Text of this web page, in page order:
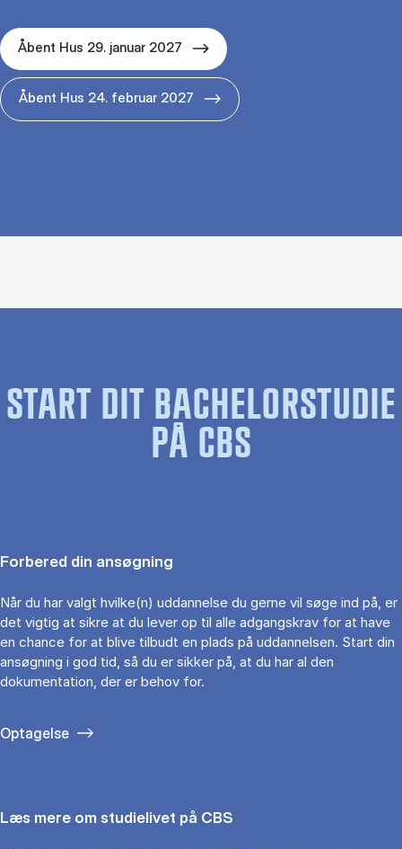
Åbent Hus 29. januar 2027
Åbent Hus 24. februar 2027
START DIT BACHELORSTUDIE
PÅ CBS
Forbered din ansøgning
Når du har valgt hvilke(n) uddannelse du gerne vil søge ind på, er
det vigtig at sikre at du lever op til alle adgangskrav for at have
en chance for at blive tilbudt en plads på uddannelsen. Start din
ansøgning i god tid, så du er sikker på, at du har al den
dokumentation, der er behov for.
Optagelse
Læs mere om studielivet på CBS